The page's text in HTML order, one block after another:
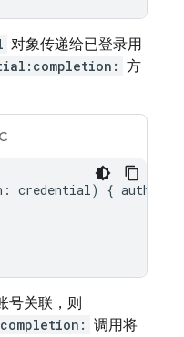
对象传递给已登录用
方
: credential) {
号关联，则
调用将